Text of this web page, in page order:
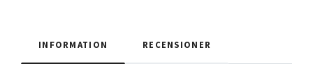
INFORMATION RECENSIONER